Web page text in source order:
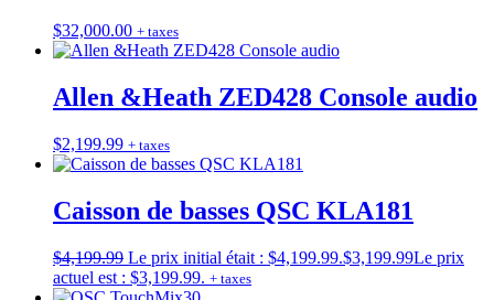
$32,000.00 + taxes
Allen &Heath ZED428 Console audio
$2,199.99 + taxes
Caisson de basses QSC KLA181
$4,199.99 Le prix initial était : $4,199.99.$3,199.99Le prix
actuel est : $3,199.99. + taxes